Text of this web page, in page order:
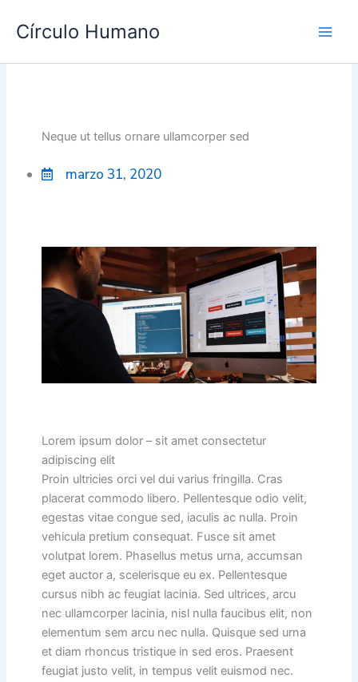
Círculo Humano
Neque ut tellus ornare ullamcorper sed
marzo 31, 2020
Lorem ipsum dolor – sit amet consectetur
adipiscing elit
Proin ultricies orci vel dui varius fringilla. Cras
placerat commodo libero. Pellentesque odio velit,
egestas vitae congue sed, iaculis ac nulla. Proin
vehicula pretium consequat. Fusce sit amet
volutpat lorem. Phasellus metus urna, accumsan
eget auctor a, scelerisque eu ex. Pellentesque
cursus nibh ac feugiat lacinia. Sed ultrices, arcu
nec ullamcorper lacinia, nisl nulla faucibus elit, non
elementum sem arcu nec nulla. Quisque sed urna
et diam rhoncus tristique in sed eros. Praesent
feugiat justo velit, in tempus velit euismod nec.